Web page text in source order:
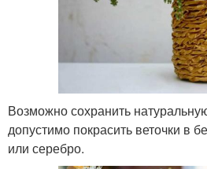
Возможно сохранить
допустимо покрасить веточки в
или серебро.